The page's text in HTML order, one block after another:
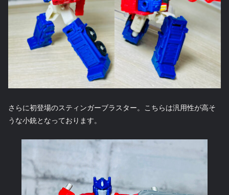
さらに初登場のスティンガーブラスター。こちらは汎用性が高そ
うな小銃となっております。